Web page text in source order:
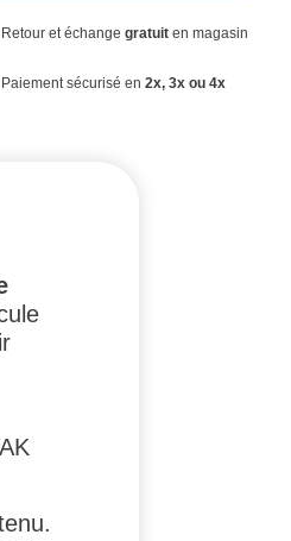
Retour et échange gratuiten magasin
Paiement sécurisé en 2x, 3x ou 4x